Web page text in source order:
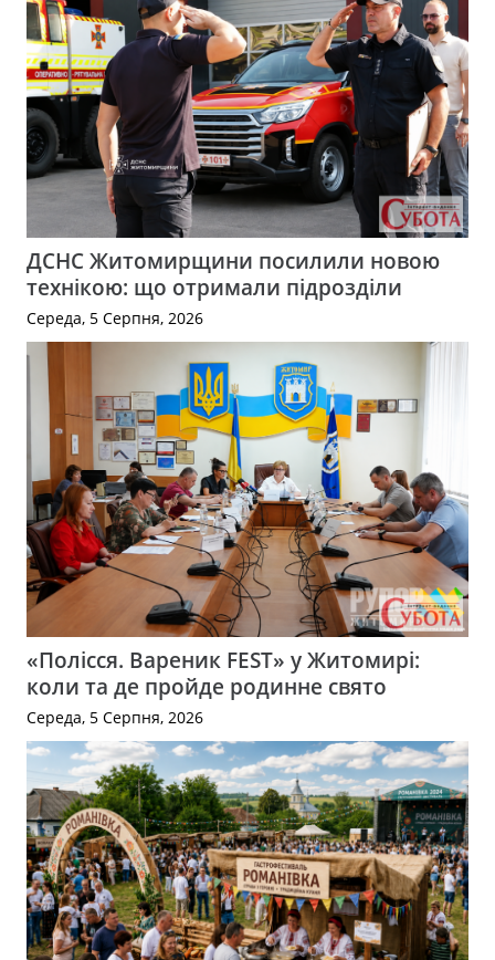
ДСНС Житомирщини посилили новою
технікою: що отримали підрозділи
Середа, 5 Серпня, 2026
«Полісся. Вареник FEST» у Житомирі:
коли та де пройде родинне свято
Середа, 5 Серпня, 2026